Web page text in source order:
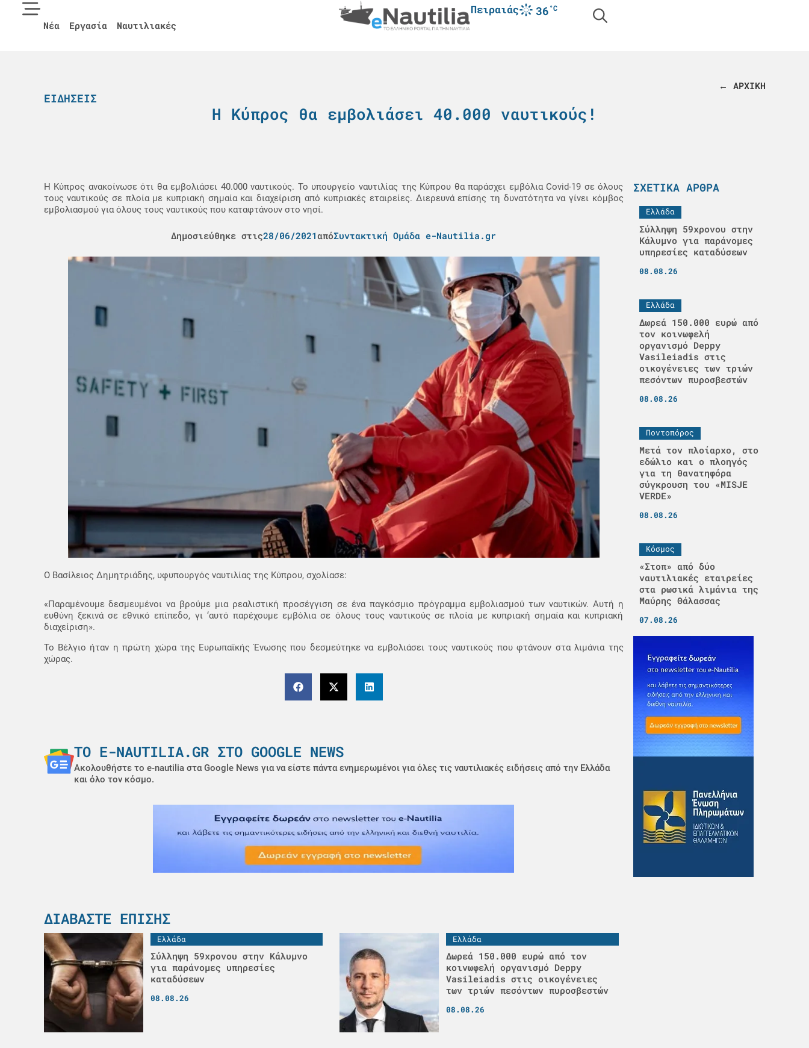
Νέα Εργασία Ναυτιλιακές
Πειραιάς 36°C
← ΑΡΧΙΚΗ
ΕΙΔΉΣΕΙΣ
Η Κύπρος θα εμβολιάσει 40.000 ναυτικούς!
Η Κύπρος ανακοίνωσε ότι θα εμβολιάσει 40.000 ναυτικούς. Το υπουργείο ναυτιλίας της Κύπρου θα παράσχει εμβόλια Covid-19 σε όλους
τους ναυτικούς σε πλοία με κυπριακή σημαία και διαχείριση από κυπριακές εταιρείες. Διερευνά επίσης τη δυνατότητα να γίνει κόμβος
εμβολιασμού για όλους τους ναυτικούς που καταφτάνουν στο νησί.
Δημοσιεύθηκε στις28/06/2021απόΣυντακτική Ομάδα e-Nautilia.gr
Ο Βασίλειος Δημητριάδης, υφυπουργός ναυτιλίας της Κύπρου, σχολίασε:
«Παραμένουμε δεσμευμένοι να βρούμε μια ρεαλιστική προσέγγιση σε ένα παγκόσμιο πρόγραμμα εμβολιασμού των ναυτικών. Αυτή η
ευθύνη ξεκινά σε εθνικό επίπεδο, γι ‘αυτό παρέχουμε εμβόλια σε όλους τους ναυτικούς σε πλοία με κυπριακή σημαία και κυπριακή
διαχείριση».
Το Βέλγιο ήταν η πρώτη χώρα της Ευρωπαϊκής Ένωσης που δεσμεύτηκε να εμβολιάσει τους ναυτικούς που φτάνουν στα λιμάνια της
χώρας.
ΤΟ E-NAUTILIA.GR ΣΤΟ GOOGLE NEWS
Ακολουθήστε το e-nautilia στα Google News για να είστε πάντα ενημερωμένοι για όλες τις ναυτιλιακές ειδήσεις από την Ελλάδα
και όλο τον κόσμο.
ΔΙΑΒΆΣΤΕ ΕΠΊΣΗΣ
Ελλάδα
Σύλληψη 59χρονου στην Κάλυμνο
για παράνομες υπηρεσίες
καταδύσεων
08.08.26
Ελλάδα
Δωρεά 150.000 ευρώ από τον
κοινωφελή οργανισμό Deppy
Vasileiadis στις οικογένειες
των τριών πεσόντων πυροσβεστών
08.08.26
ΣΧΕΤΙΚΆ ΆΡΘΡΑ
Ελλάδα
Σύλληψη 59χρονου στην
Κάλυμνο για παράνομες
υπηρεσίες καταδύσεων
08.08.26
Ελλάδα
Δωρεά 150.000 ευρώ από
τον κοινωφελή
οργανισμό Deppy
Vasileiadis στις
οικογένειες των τριών
πεσόντων πυροσβεστών
08.08.26
Ποντοπόρος
Μετά τον πλοίαρχο, στο
εδώλιο και ο πλοηγός
για τη θανατηφόρα
σύγκρουση του «MISJE
VERDE»
08.08.26
Κόσμος
«Στοπ» από δύο
ναυτιλιακές εταιρείες
στα ρωσικά λιμάνια της
Μαύρης Θάλασσας
07.08.26